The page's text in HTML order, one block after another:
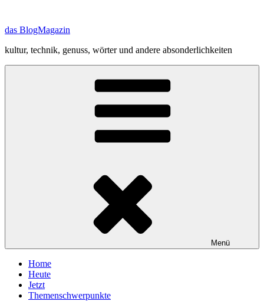
springen
das BlogMagazin
kultur, technik, genuss, wörter und andere absonderlichkeiten
Menü
Home
Heute
Jetzt
Themenschwerpunkte